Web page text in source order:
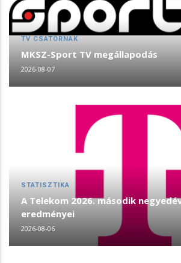
TV CSATORNÁK
MKSZ-Sport TV megállapodás
2026-08-07
STATISZTIKA
A Telekom 2026. második
eredményei
2026-08-06